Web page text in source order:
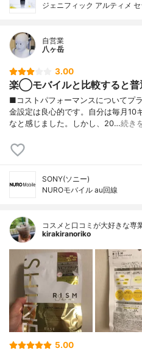
ジェニフィック アルティメ セ
自営業
八ヶ岳
3.00
楽◯モバイルと比較すると普
■コストパフォーマンスについてプ
金設定は良心的です。自分は毎月10
なと感じました。しかし、20…続き
SONY(ソニー)
NUROモバイル au回線
コスメと口コミが大好きな専
kirakiranoriko
5.00